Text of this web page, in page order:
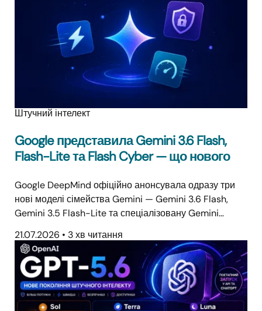
Штучний інтелект
Google представила Gemini 3.6 Flash,
Flash-Lite та Flash Cyber — що нового
Google DeepMind офіційно анонсувала одразу три
нові моделі сімейства Gemini — Gemini 3.6 Flash,
Gemini 3.5 Flash-Lite та спеціалізовану Gemini…
21.07.2026 • 3 хв читання